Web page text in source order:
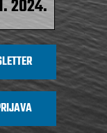
2024.